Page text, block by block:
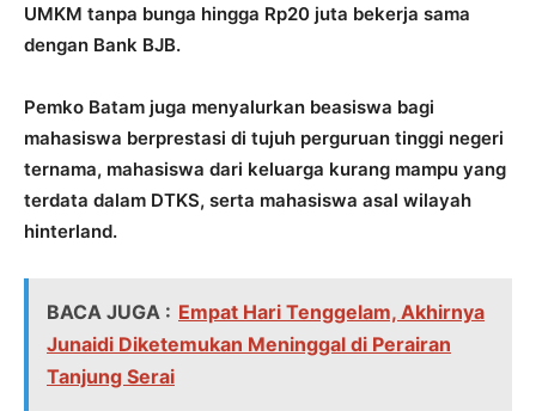
UMKM tanpa bunga hingga Rp20 juta bekerja sama
dengan Bank BJB.
Pemko Batam juga menyalurkan beasiswa bagi
mahasiswa berprestasi di tujuh perguruan tinggi negeri
ternama, mahasiswa dari keluarga kurang mampu yang
terdata dalam DTKS, serta mahasiswa asal wilayah
hinterland.
BACA JUGA : Empat Hari Tenggelam, Akhirnya
Junaidi Diketemukan Meninggal di Perairan
Tanjung Serai